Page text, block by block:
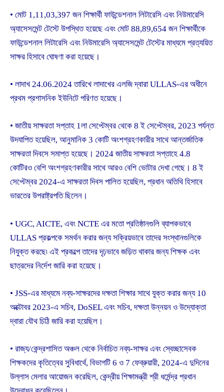
• মোট 1,11,03,397 জন শিক্ষার্থী ফাউন্ডেশনাল লিটারেসি এবং নিউমারেসি
অ্যাসেসমেন্ট টেস্টে উপস্থিত হয়েছে এবং মোট 88,89,654 জন শিক্ষার্থীকে
ফাউন্ডেশনাল লিটারেসি এবং নিউমারেসি অ্যাসেসমেন্ট টেস্টের মাধ্যমে প্রত্যয়িত
সাক্ষর হিসাবে ঘোষণা করা হয়েছে।
• লাদাখ 24.06.2024 তারিখে লাদাখের এলজি দ্বারা ULLAS-এর অধীনে
প্রথম প্রশাসনিক ইউনিটে পরিণত হয়েছে।
• জাতীয় সাক্ষরতা সপ্তাহ 1লা সেপ্টেম্বর থেকে 8 ই সেপ্টেম্বর, 2023 পর্যন্ত
উদযাপিত হয়েছিল, আনুমানিক 3 কোটি অংশগ্রহণকারীর সাথে আন্তর্জাতিক
সাক্ষরতা দিবসে সমাপ্ত হয়েছে। 2024 জাতীয় সাক্ষরতা সপ্তাহে 4.8
কোটিরও বেশি অংশগ্রহণকারীর সাথে আরও বেশি ভোটার দেখা গেছে। 8 ই
সেপ্টেম্বর 2024-এ সাক্ষরতা দিবস পালিত হয়েছিল, প্রধান অতিথি হিসাবে
ভারতের উপরাষ্ট্রপতি ছিলেন।
• UGC, AICTE, এবং NCTE এর মতো প্রতিষ্ঠানগুলি ব্যাপকভাবে
ULLAS প্রকল্পকে সমর্থন করার জন্য সক্রিয়ভাবে তাদের সংস্থানগুলিকে
নিযুক্ত করছে৷ এই প্রকল্পে তাদের দৃঢ়ভাবে জড়িত থাকার জন্য শিক্ষক এবং
ছাত্রদের নির্দেশ জারি করা হয়েছে।
• JSS-এর মাধ্যমে নব্য-সাক্ষরদের দক্ষতা শিক্ষার সাথে যুক্ত করার জন্য 10
অক্টোবর 2023-এ সচিব, DoSEL এবং সচিব, দক্ষতা উন্নয়ন ও উদ্যোক্তা
দ্বারা যৌথ চিঠি জারি করা হয়েছিল।
• রাজ্য/কেন্দ্রশাসিত অঞ্চল থেকে নির্বাচিত নব্য-সাক্ষর এবং স্বেচ্ছাসেবক
শিক্ষকদের কৃতিত্বের সুবিধার্থে, বিভাগটি 6 ও 7 ফেব্রুয়ারী, 2024-এ দুদিনের
উল্লাস মেলার আয়োজন করেছিল, কেন্দ্রীয় শিক্ষামন্ত্রী শ্রী ধর্মেন্দ্র প্রধান